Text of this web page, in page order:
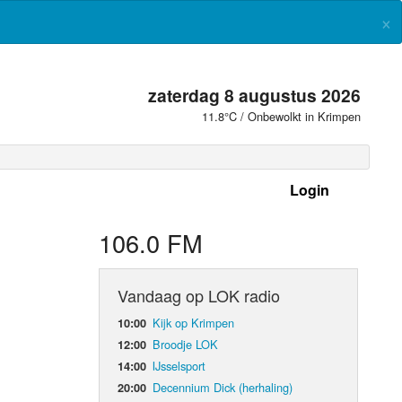
×
zaterdag 8 augustus 2026
11.8°C / Onbewolkt in Krimpen
Login
106.0 FM
Vandaag op LOK radio
10:00 Kijk op Krimpen
12:00 Broodje LOK
14:00 IJsselsport
20:00 Decennium Dick (herhaling)